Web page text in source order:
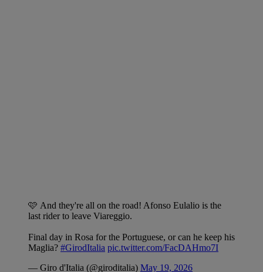
🩷 And they're all on the road! Afonso Eulalio is the
last rider to leave Viareggio.
Final day in Rosa for the Portuguese, or can he keep his
Maglia? #GirodItalia pic.twitter.com/FacDAHmo7I
— Giro d'Italia (@giroditalia) May 19, 2026